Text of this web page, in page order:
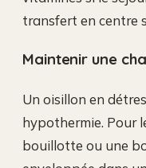
transfert en centre
Maintenir une
Un oisillon en
hypothermie. Pour
bouillotte ou une